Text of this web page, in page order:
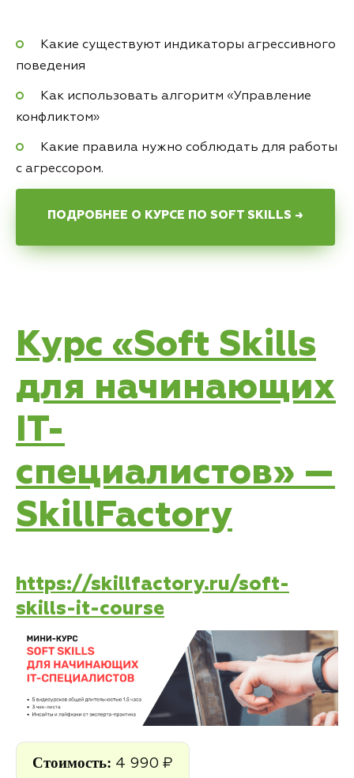
Какие существуют индикаторы агрессивного
поведения
Как использовать алгоритм «Управление
конфликтом»
Какие правила нужно соблюдать для работы
с агрессором.
ПОДРОБНЕЕ О КУРСЕ ПО SOFT SKILLS →
Курс «Soft Skills
для начинающих
IT-
специалистов» —
SkillFactory
https://skillfactory.ru/soft-
skills-it-course
Стоимость: 4 990 ₽